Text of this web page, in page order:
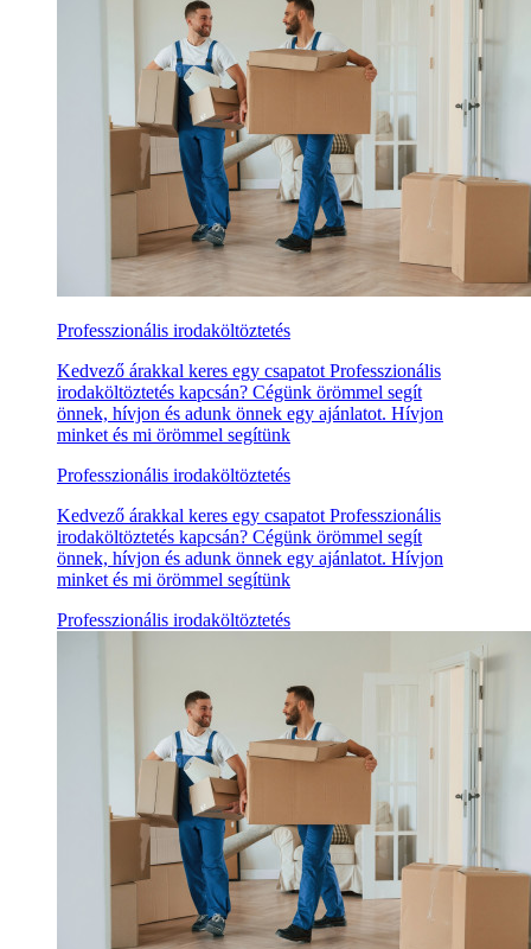
Professzionális irodaköltöztetés
Kedvező árakkal keres egy csapatot Professzionális
irodaköltöztetés kapcsán? Cégünk örömmel segít
önnek, hívjon és adunk önnek egy ajánlatot. Hívjon
minket és mi örömmel segítünk
Professzionális irodaköltöztetés
Kedvező árakkal keres egy csapatot Professzionális
irodaköltöztetés kapcsán? Cégünk örömmel segít
önnek, hívjon és adunk önnek egy ajánlatot. Hívjon
minket és mi örömmel segítünk
Professzionális irodaköltöztetés